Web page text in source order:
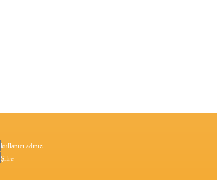
kullanıcı adınız
Şifre